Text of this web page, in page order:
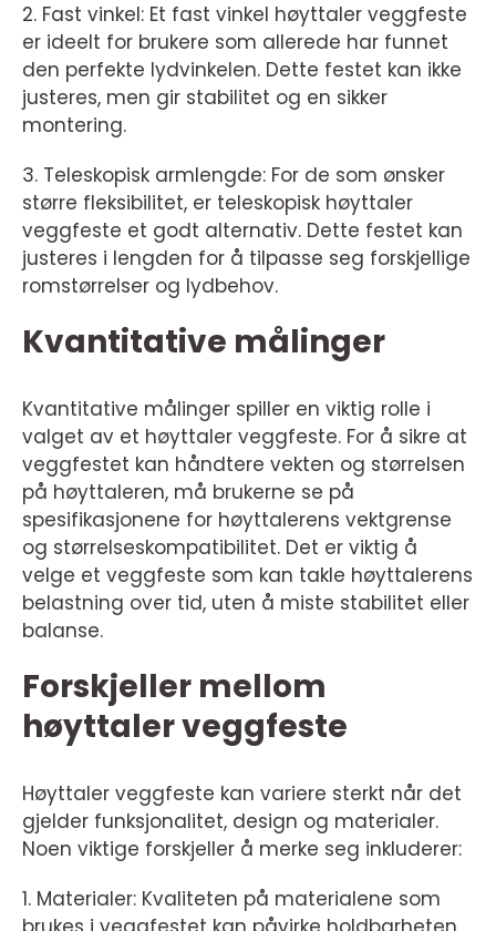
2. Fast vinkel: Et fast vinkel høyttaler veggfeste
er ideelt for brukere som allerede har funnet
den perfekte lydvinkelen. Dette festet kan ikke
justeres, men gir stabilitet og en sikker
montering.
3. Teleskopisk armlengde: For de som ønsker
større fleksibilitet, er teleskopisk høyttaler
veggfeste et godt alternativ. Dette festet kan
justeres i lengden for å tilpasse seg forskjellige
romstørrelser og lydbehov.
Kvantitative målinger
Kvantitative målinger spiller en viktig rolle i
valget av et høyttaler veggfeste. For å sikre at
veggfestet kan håndtere vekten og størrelsen
på høyttaleren, må brukerne se på
spesifikasjonene for høyttalerens vektgrense
og størrelseskompatibilitet. Det er viktig å
velge et veggfeste som kan takle høyttalerens
belastning over tid, uten å miste stabilitet eller
balanse.
Forskjeller mellom
høyttaler veggfeste
Høyttaler veggfeste kan variere sterkt når det
gjelder funksjonalitet, design og materialer.
Noen viktige forskjeller å merke seg inkluderer:
1. Materialer: Kvaliteten på materialene som